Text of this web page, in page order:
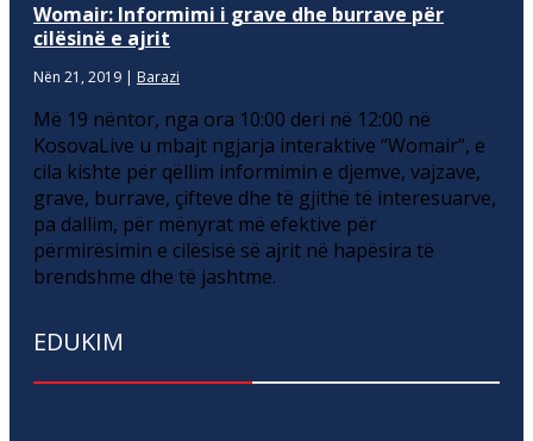
Womair: Informimi i grave dhe burrave për
cilësinë e ajrit
Nën 21, 2019 | Barazi
Më 19 nëntor, nga ora 10:00 deri në 12:00 në
KosovaLive u mbajt ngjarja interaktive “Womair”, e
cila kishte për qëllim informimin e djemve, vajzave,
grave, burrave, çifteve dhe të gjithë të interesuarve,
pa dallim, për mënyrat më efektive për
përmirësimin e cilësisë së ajrit në hapësira të
brendshme dhe të jashtme.
EDUKIM